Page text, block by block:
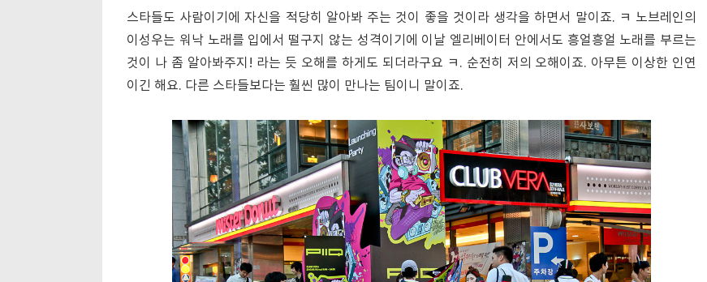
스타들도 사람이기에 자신을 적당히 알아봐 주는 것이 좋을 것이라 생각을 하면서 말이죠. ㅋ 노브레인의
이성우는 워낙 노래를 입에서 떨구지 않는 성격이기에 이날 엘리베이터 안에서도 흥얼흥얼 노래를 부르는
것이 나 좀 알아봐주지! 라는 듯 오해를 하게도 되더라구요 ㅋ. 순전히 저의 오해이죠. 아무튼 이상한 인연
이긴 해요. 다른 스타들보다는 훨씬 많이 만나는 팀이니 말이죠.